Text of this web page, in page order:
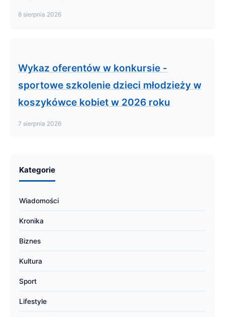
8 sierpnia 2026
Wykaz oferentów w konkursie -
sportowe szkolenie dzieci młodzieży w
koszykówce kobiet w 2026 roku
7 sierpnia 2026
Kategorie
Wiadomości
Kronika
Biznes
Kultura
Sport
Lifestyle